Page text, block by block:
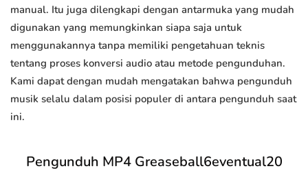
manual. Itu juga dilengkapi dengan antarmuka yang mudah
digunakan yang memungkinkan siapa saja untuk
menggunakannya tanpa memiliki pengetahuan teknis
tentang proses konversi audio atau metode pengunduhan.
Kami dapat dengan mudah mengatakan bahwa pengunduh
musik selalu dalam posisi populer di antara pengunduh saat
ini.
Pengunduh MP4 Greaseball6eventual20